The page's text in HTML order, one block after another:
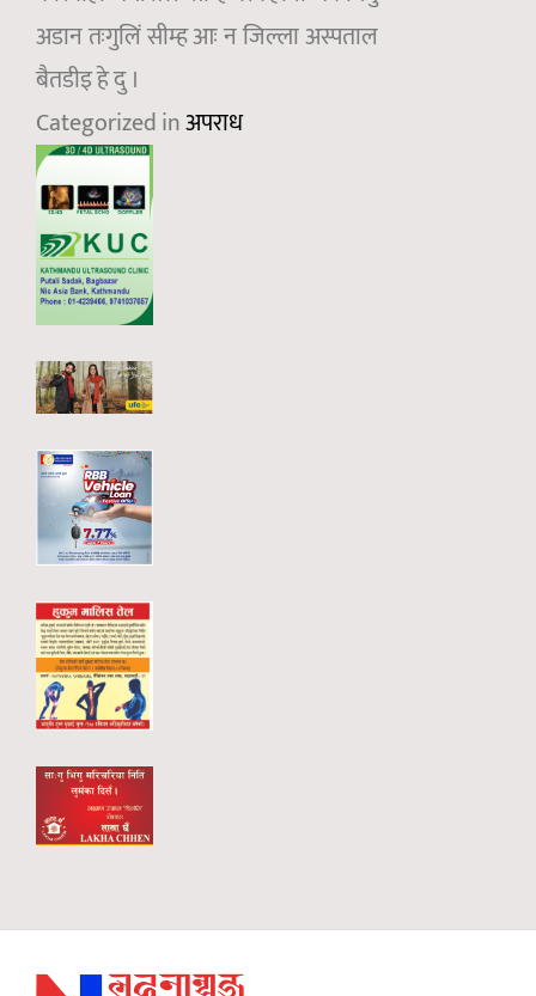
अडान तःगुलिं सीम्ह आः न जिल्ला अस्पताल
बैतडीइ हे दु ।
Categorized inअपराध